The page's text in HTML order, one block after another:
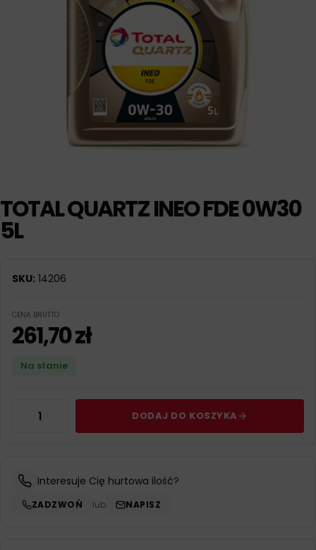
TOTAL QUARTZ INEO FDE 0W30
5L
SKU: 14206
CENA BRUTTO
261,70zł
Na stanie
DODAJ DO KOSZYKA
Interesuje Cię hurtowa ilość?
ZADZWOŃ lub NAPISZ